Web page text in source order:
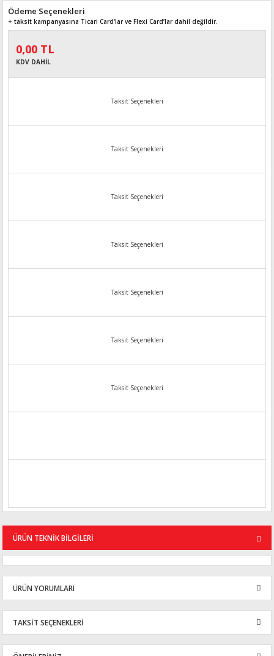
Ödeme Seçenekleri
+ taksit kampanyasına Ticari Card'lar ve Flexi Card’lar dahil değildir.
0,00 TL
KDV DAHİL
Taksit Seçenekleri
Taksit Seçenekleri
Taksit Seçenekleri
Taksit Seçenekleri
Taksit Seçenekleri
Taksit Seçenekleri
Taksit Seçenekleri
ÜRÜN TEKNİK BİLGİLERİ
ÜRÜN YORUMLARI
Bu ürüne ilk yorumu siz yapın!
TAKSİT SEÇENEKLERİ